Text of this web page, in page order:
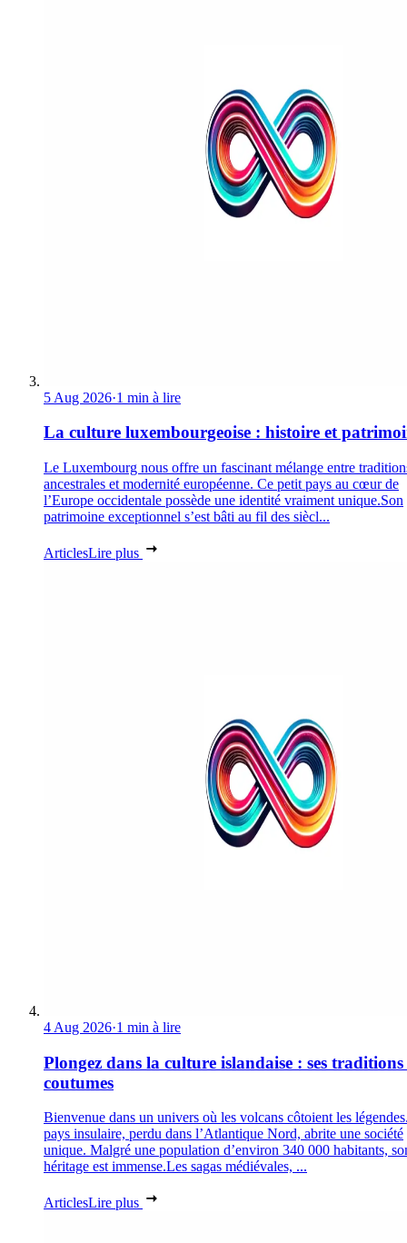
5 Aug 2026·1 min à lire
La culture luxembourgeoise : histoire et
Le Luxembourg nous offre un fascinant mélange entre
ancestrales et modernité européenne. Ce petit pays au cœur de
l’Europe occidentale possède une identité vraiment unique.Son
patrimoine exceptionnel s’est bâti au fil des siècl...
ArticlesLire plus
4 Aug 2026·1 min à lire
Plongez dans la culture islandaise : ses traditions
coutumes
Bienvenue dans un univers où les volcans côtoient les
pays insulaire, perdu dans l’Atlantique Nord, abrite une société
unique. Malgré une population d’environ 340 000 habitants,
héritage est immense.Les sagas médiévales, ...
ArticlesLire plus